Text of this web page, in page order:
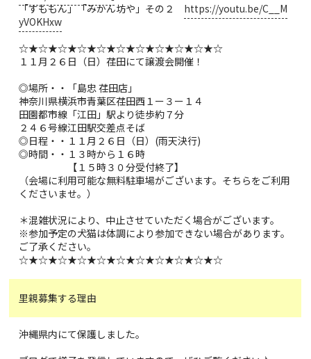
「すももん」「みかん坊や」その２ https://youtu.be/C__M
yVOKHxw
☆★☆★☆★☆★☆★☆★☆★☆★☆★☆★☆
１１月２６日（日）荏田にて譲渡会開催！
◎場所・・「島忠 荏田店」
神奈川県横浜市青葉区荏田西１ー３ー１４
田園都市線「江田」駅より徒歩約７分
２４６号線江田駅交差点そば
◎日程・・１１月２６日（日）(雨天決行)
◎時間・・１３時から１６時
【１５時３０分受付終了】
（会場に利用可能な無料駐車場がございます。そちらをご利用
くださいませ。）
＊混雑状況により、中止させていただく場合がございます。
※参加予定の犬猫は体調により参加できない場合があります。
ご了承ください。
☆★☆★☆★☆★☆★☆★☆★☆★☆★☆★☆
里親募集する理由
沖縄県内にて保護しました。